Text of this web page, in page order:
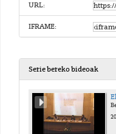
URL:
IFRAME:
Serie bereko bideoak